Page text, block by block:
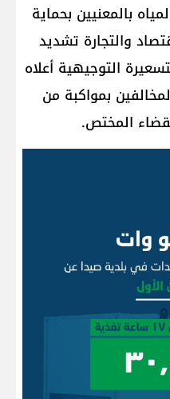
بالمعنيين بحماية
والتجارة تشديد
التوجيهية أعلاه
بمواكبة من
المختص.